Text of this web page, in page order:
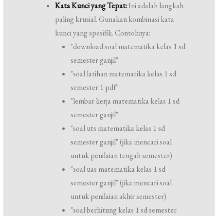
Kata Kunci yang Tepat:Ini adalah langkah
paling krusial. Gunakan kombinasi kata
kunci yang spesifik. Contohnya:
"download soal matematika kelas 1 sd
semester ganjil"
"soal latihan matematika kelas 1 sd
semester 1 pdf"
"lembar kerja matematika kelas 1 sd
semester ganjil"
"soal uts matematika kelas 1 sd
semester ganjil" (jika mencari soal
untuk penilaian tengah semester)
"soal uas matematika kelas 1 sd
semester ganjil" (jika mencari soal
untuk penilaian akhir semester)
"soal berhitung kelas 1 sd semester